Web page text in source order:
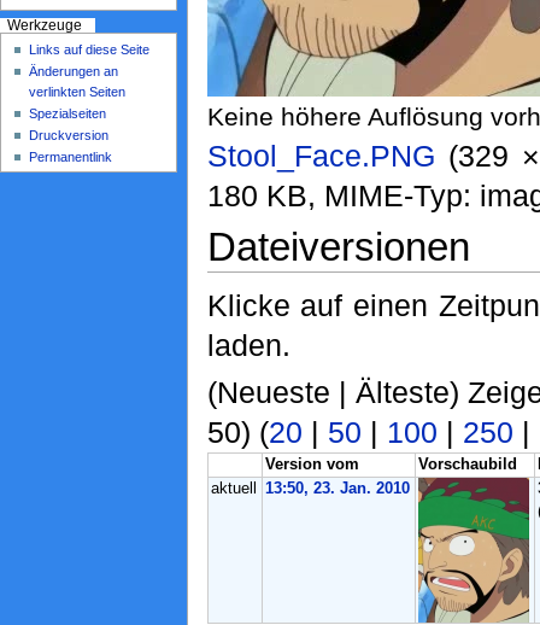
Keine höhere Auflösung
Stool_Face.PNG
(329
180 KB, MIME-Typ:
Dateiversionen
Klicke auf einen
laden.
(Neueste | Älteste)
50) (20 | 50 | 100 | 250 |
Version vom Vorschaubild
aktuell
13:50, 23. Jan. 2010
Werkzeuge
Links auf diese Seite
Änderungen an
verlinkten Seiten
Spezialseiten
Druckversion
Permanentlink